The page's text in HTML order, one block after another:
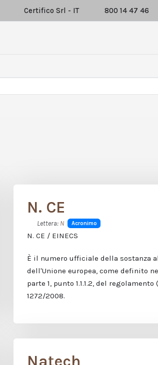
Certifico Srl - IT 800 14 47 46
N. CE
Lettera: N Acronimo
N. CE / EINECS
È il numero ufficiale della sostanza
dell'Unione europea, come definito
parte 1, punto 1.1.1.2, del regolamento
1272/2008.